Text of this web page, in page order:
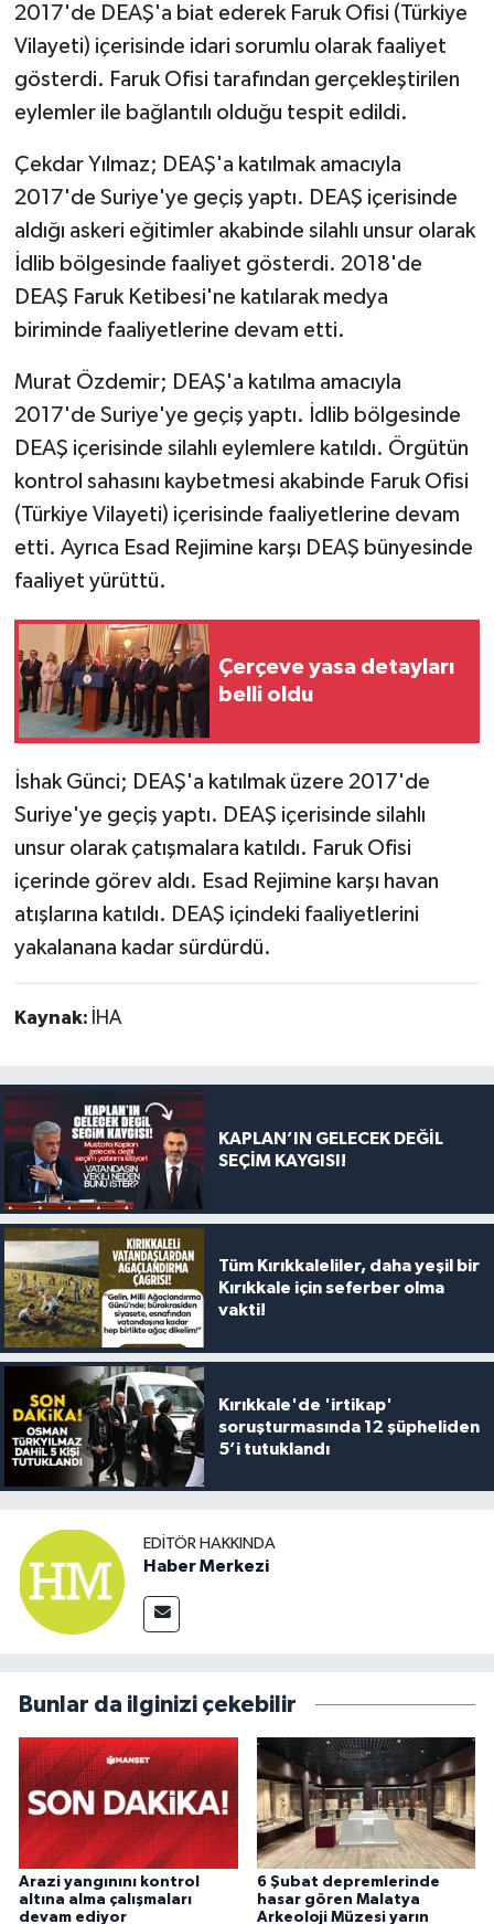
2017'de DEAŞ'a biat ederek Faruk Ofisi (Türkiye
Vilayeti) içerisinde idari sorumlu olarak faaliyet
gösterdi. Faruk Ofisi tarafından gerçekleştirilen
eylemler ile bağlantılı olduğu tespit edildi.
Çekdar Yılmaz; DEAŞ'a katılmak amacıyla
2017'de Suriye'ye geçiş yaptı. DEAŞ içerisinde
aldığı askeri eğitimler akabinde silahlı unsur olarak
İdlib bölgesinde faaliyet gösterdi. 2018'de
DEAŞ Faruk Ketibesi'ne katılarak medya
biriminde faaliyetlerine devam etti.
Murat Özdemir; DEAŞ'a katılma amacıyla
2017'de Suriye'ye geçiş yaptı. İdlib bölgesinde
DEAŞ içerisinde silahlı eylemlere katıldı. Örgütün
kontrol sahasını kaybetmesi akabinde Faruk Ofisi
(Türkiye Vilayeti) içerisinde faaliyetlerine devam
etti. Ayrıca Esad Rejimine karşı DEAŞ bünyesinde
faaliyet yürüttü.
Çerçeve yasa detayları
belli oldu
İshak Günci; DEAŞ'a katılmak üzere 2017'de
Suriye'ye geçiş yaptı. DEAŞ içerisinde silahlı
unsur olarak çatışmalara katıldı. Faruk Ofisi
içerinde görev aldı. Esad Rejimine karşı havan
atışlarına katıldı. DEAŞ içindeki faaliyetlerini
yakalanana kadar sürdürdü.
Kaynak: İHA
KAPLAN’IN GELECEK DEĞİL
SEÇİM KAYGISI!
Tüm Kırıkkaleliler, daha yeşil bir
Kırıkkale için seferber olma
vakti!
Kırıkkale'de 'irtikap'
soruşturmasında 12 şüpheliden
5’i tutuklandı
EDITÖR HAKKINDA
Haber Merkezi
Bunlar da ilginizi çekebilir
Arazi yangınını kontrol
altına alma çalışmaları
devam ediyor
6 Şubat depremlerinde
hasar gören Malatya
Arkeoloji Müzesi yarın